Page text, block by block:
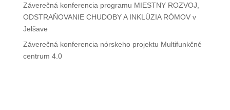
Záverečná konferencia programu MIESTNY ROZVOJ,
ODSTRAŇOVANIE CHUDOBY A INKLÚZIA RÓMOV v
Jelšave
Záverečná konferencia nórskeho projektu Multifunkčné
centrum 4.0